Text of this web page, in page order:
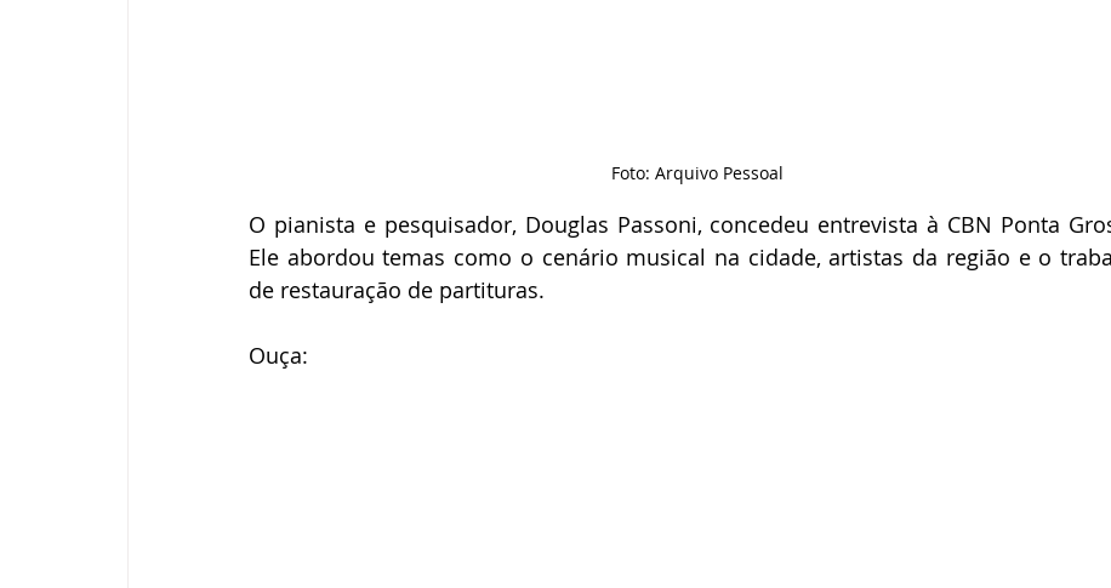
Foto: Arquivo Pessoal
O pianista e pesquisador, Douglas Passoni, concedeu entrevista à CBN Ponta
Ele abordou temas como o cenário musical na cidade, artistas da região e o
de restauração de partituras.
Ouça: